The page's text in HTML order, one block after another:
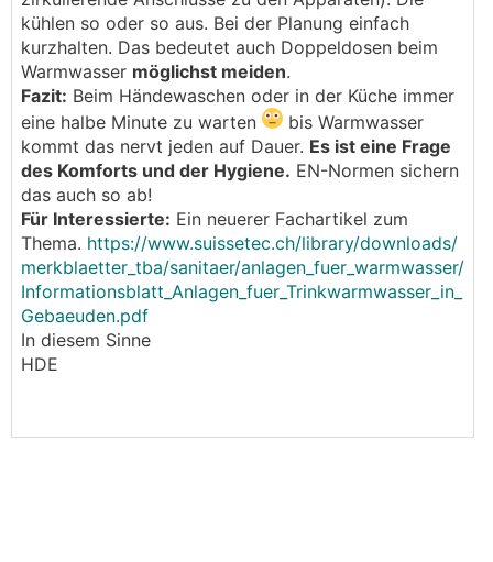
kühlen so oder so aus. Bei der Planung einfach
kurzhalten. Das bedeutet auch Doppeldosen beim
Warmwasser möglichst meiden.
Fazit: Beim Händewaschen oder in der Küche immer
eine halbe Minute zu warten
bis Warmwasser
kommt das nervt jeden auf Dauer. Es ist eine Frage
des Komforts und der Hygiene. EN-Normen sichern
das auch so ab!
Für Interessierte: Ein neuerer Fachartikel zum
Thema. https://www.suissetec.ch/library/downloads/
merkblaetter_tba/sanitaer/anlagen_fuer_warmwasser/
Informationsblatt_Anlagen_fuer_Trinkwarmwasser_in_
Gebaeuden.pdf
In diesem Sinne
HDE